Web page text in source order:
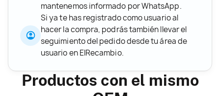
mantenemos informado por WhatsApp.
Si ya te has registrado como usuario al
hacer la compra, podrás también llevar el
seguimiento del pedido desde tu área de
usuario en ElRecambio.
Productos con el mismo